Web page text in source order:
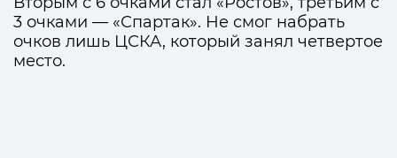
3 очками — «Спартак». Не смог набрать
очков лишь ЦСКА, который занял четвертое
место.